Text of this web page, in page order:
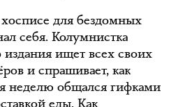
для бездомных
себя. Колумнистка
издания ищет всех своих
и спрашивает, как
неделю общался гифками
еды. Как